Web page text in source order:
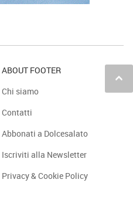
keyboard_arrow_up
ABOUT FOOTER
Chi siamo
Contatti
Abbonati a Dolcesalato
Iscriviti alla Newsletter
Privacy & Cookie Policy